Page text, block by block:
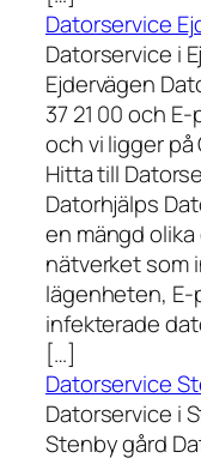
Datorservice
Datorservice i
Ejdervägen
37 21 00 och
och vi ligger på
Hitta till
Datorhjälps
en mängd
nätverket som
lägenheten,
infekterade
[…]
Datorservice
Datorservice i
Stenby gård